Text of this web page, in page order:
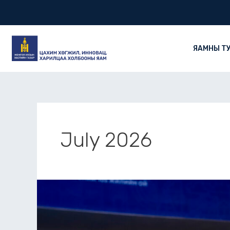
ЯАМНЫ
July 2026
мэдээллийн